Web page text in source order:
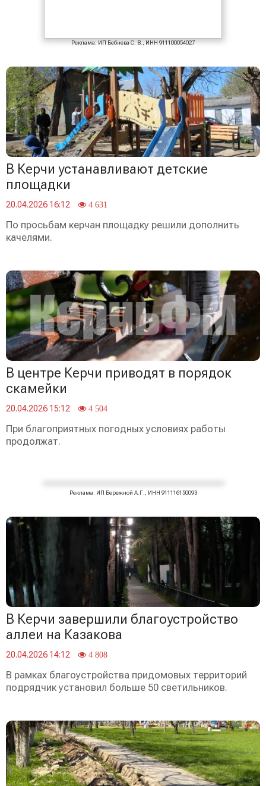
Реклама: ИП Бебнева С. В., ИНН 911100054027
В Керчи устанавливают детские
площадки
20.04.2026 16:12 4 631
По просьбам керчан площадку решили дополнить
качелями.
В центре Керчи приводят в порядок
скамейки
20.04.2026 15:12 4 504
При благоприятных погодных условиях работы
продолжат.
Реклама: ИП Бережной А.Г., ИНН 911116150093
В Керчи завершили благоустройство
аллеи на Казакова
20.04.2026 14:12 4 808
В рамках благоустройства придомовых территорий
подрядчик установил больше 50 светильников.